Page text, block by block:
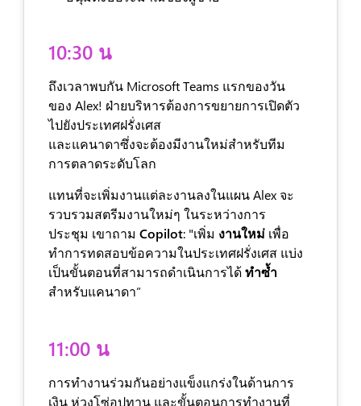
10:30 น
ถึงเวลาพบกัน Microsoft Teams แรกของวัน
ของ Alex! ฝ่ายบริหารต้องการขยายการเปิดตัว
ไปยังประเทศฝรั่งเศส
และแคนาดาซึ่งจะต้องมีงานใหม่สำหรับทีม
การตลาดระดับโลก
แทนที่จะเพิ่มงานแต่ละงานลงในแผน Alex จะ
รวบรวมสตรีมงานใหม่ๆ ในระหว่างการ
ประชุม เขาถาม Copilot: "เพิ่ม งานใหม่ เพื่อ
ทำการทดสอบข้อความในประเทศฝรั่งเศส แบ่ง
เป็นขั้นตอนที่สามารถดำเนินการได้ทำซ้ำ
สำหรับแคนาดา”
11:00 น
การทำงานร่วมกันอย่างแข็งแกร่งในด้านการ
เงิน ห่วงโซ่อุปทาน และขั้นตอนการทำงานที่